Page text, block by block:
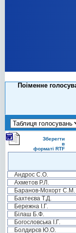
Поіменне
Зберегти
в
форматі RTF
Андрос С.О.
Ахметов Р.Л.
Баранов-Мохорт С.М.
Бахтеєва Т.Д.
Бережна І.Г.
Білаш Б.Ф.
Богословська І.Г.
Болдирєв Ю.О.